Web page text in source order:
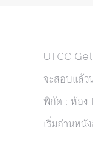
UTCC
จะสอบแล้
พิกัด : ห้อง
เริ่มอ่านห